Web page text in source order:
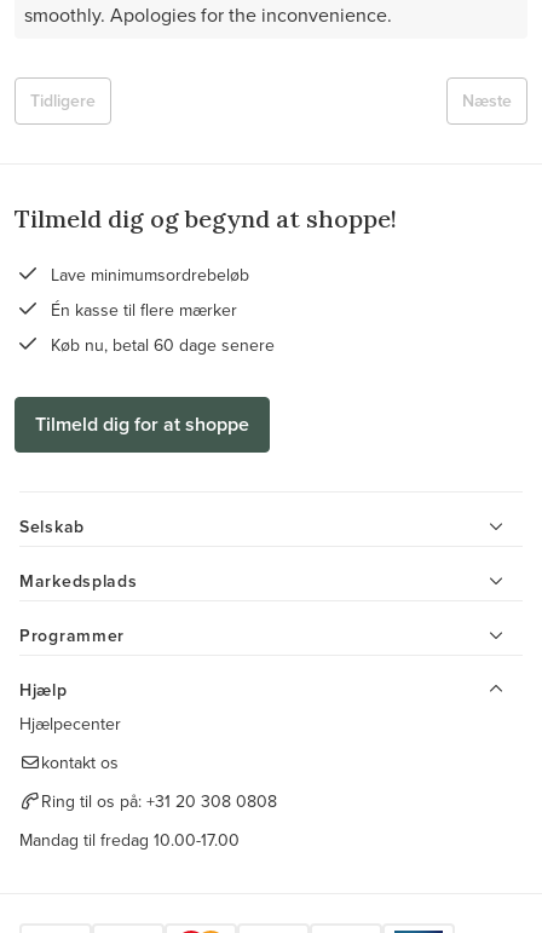
smoothly. Apologies for the inconvenience.
Næste
Tidligere
Tilmeld dig og begynd at shoppe!
Lave minimumsordrebeløb
Én kasse til flere mærker
Køb nu, betal 60 dage senere
Tilmeld dig for at shoppe
Selskab
Markedsplads
Programmer
Hjælp
Hjælpecenter
kontakt os
Ring til os på: +31 20 308 0808
Mandag til fredag 10.00-17.00